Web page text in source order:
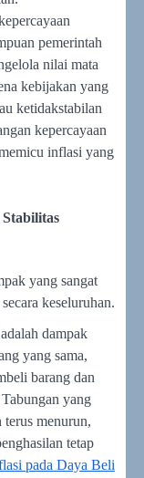
pemerintah
nilai mata
kebijakan yang
ketidakstabilan
kepercayaan
inflasi yang
yang sangat
keseluruhan.
dampak
yang sama,
barang dan
yang
menurun,
tetap
pada Daya Beli